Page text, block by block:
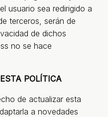
usuario sea redirigido a
terceros, serán de
de dichos
no se hace
POLÍTICA
de actualizar esta
a novedades